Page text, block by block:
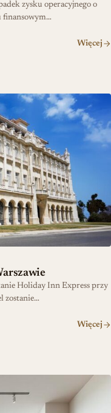
zysku operacyjnego o
finansowym…
Więcej
Holiday Inn Express przy
zostanie…
Więcej
przewodnik z